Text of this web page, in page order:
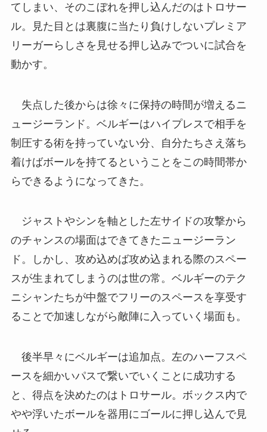
てしまい、そのこぼれを押し込んだのはトロサー
ル。見た目とは裏腹に当たり負けしないプレミア
リーガーらしさを見せる押し込みでついに試合を
動かす。
失点した後からは徐々に保持の時間が増えるニ
ュージーランド。ベルギーはハイプレスで相手を
制圧する術を持っていない分、自分たちさえ落ち
着けばボールを持てるということをこの時間帯か
らできるようになってきた。
ジャストやシンを軸とした左サイドの攻撃から
のチャンスの場面はできてきたニュージーラン
ド。しかし、攻め込めば攻め込まれる際のスペー
スが生まれてしまうのは世の常。ベルギーのテク
ニシャンたちが中盤でフリーのスペースを享受す
ることで加速しながら敵陣に入っていく場面も。
後半早々にベルギーは追加点。左のハーフスペ
ースを細かいパスで繋いでいくことに成功する
と、得点を決めたのはトロサール。ボックス内で
やや浮いたボールを器用にゴールに押し込んで見